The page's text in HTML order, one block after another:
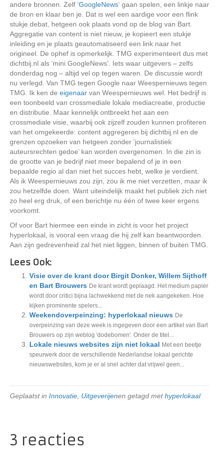
andere bronnen. Zelf ‘GoogleNews‘ gaan spelen, een linkje naar
de bron en klaar ben je. Dat is wel een aardige voor een flink
stukje debat, hetgeen ook plaats vond op de blog van Bart.
Aggregatie van content is niet nieuw, je kopieert een stukje
inleiding en je plaats geautomatiseerd een link naar het
origineel. De ophef is opmerkelijk. TMG experimenteert dus met
dichtbij.nl als ‘mini GoogleNews’. Iets waar uitgevers – zelfs
donderdag nog – altijd vel op tegen waren. De discussie wordt
nu verlegd. Van TMG tegen Google naar Weespernieuws tegen
TMG. Ik ken de eigenaar van Weespernieuws wel. Het bedrijf is
een toonbeeld van crossmediale lokale mediacreatie, productie
en distributie. Maar kennelijk ontbreekt het aan een
crossmediale visie, waarbij ook zijzelf zouden kunnen profiteren
van het omgekeerde: content aggregeren bij dichtbij.nl en de
grenzen opzoeken van hetgeen zonder ‘journalistiek
auteursrechten gedoe’ kan worden overgenomen. In die zin is
de grootte van je bedrijf niet meer bepalend of je in een
bepaalde regio al dan niet het succes hebt, welke je verdient.
Als ik Weespernieuws zou zijn, zou ik me niet verzetten, maar ik
zou hetzelfde doen. Want uiteindelijk maakt het publiek zich niet
zo heel erg druk, of een berichtje nu één of twee keer ergens
voorkomt.
Of voor Bart hiermee een einde in zicht is voor het project
hyperlokaal, is vooral een vraag die hij zelf kan beantwoorden.
Aan zijn gedrevenheid zal het niet liggen, binnen of buiten TMG.
Lees Ook:
Visie over de krant door Birgit Donker, Willem Sijthoff
en Bart Brouwers De krant wordt geplaagd. Het medium papier
wordt door critici bijna lachwekkend met de nek aangekeken. Hoe
kijken prominente spelers...
Weekendoverpeinzing: hyperlokaal nieuws De
overpeinzing van deze week is ingegeven door een artikel van Bart
Brouwers op zijn weblog 'dodebomen'. Onder de titel...
Lokale nieuws websites zijn niet lokaal Met een beetje
speurwerk door de verschillende Nederlandse lokaal gerichte
nieuwswebsites, kom je er al snel achter dat vrijwel geen...
Geplaatst in Innovatie Uitgeverijenen getagd methyperlokaal
3 reacties